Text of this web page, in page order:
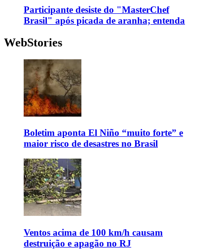
Participante desiste do "MasterChef
Brasil" após picada de aranha; entenda
WebStories
Boletim aponta El Niño “muito forte” e
maior risco de desastres no Brasil
Ventos acima de 100 km/h causam
destruição e apagão no RJ